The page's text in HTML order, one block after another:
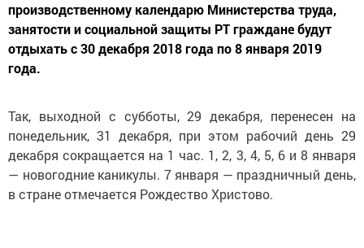
производственному календарю Министерства труда,
занятости и социальной защиты РТ граждане будут
отдыхать с 30 декабря 2018 года по 8 января 2019
года.
Так, выходной с субботы, 29 декабря, перенесен на
понедельник, 31 декабря, при этом рабочий день 29
декабря сокращается на 1 час. 1, 2, 3, 4, 5, 6 и 8 января
— новогодние каникулы. 7 января — праздничный день,
в стране отмечается Рождество Христово.